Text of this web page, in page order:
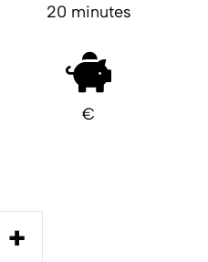
20 minutes
€
+